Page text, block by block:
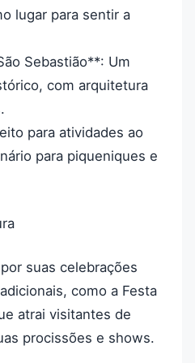
lugar para sentir a
Sebastião**: Um
com arquitetura
para atividades ao
para piqueniques e
suas celebrações
como a Festa
atrai visitantes de
procissões e shows.